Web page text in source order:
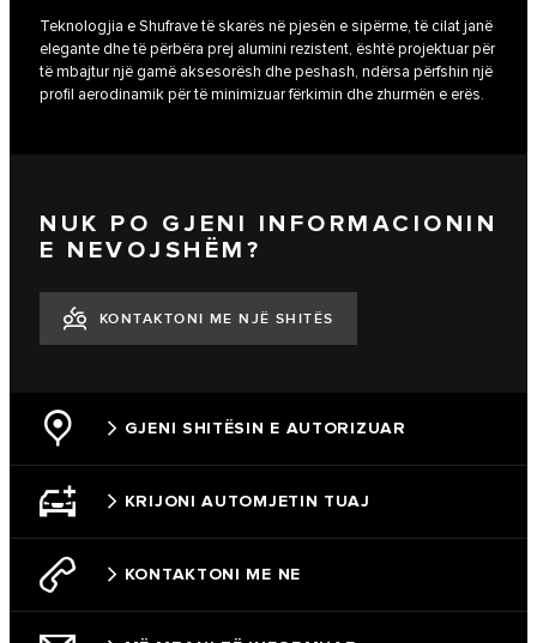
Teknologjia e Shufrave të skarës në pjesën e sipërme, të cilat janë
elegante dhe të përbëra prej alumini rezistent, është projektuar për
të mbajtur një gamë aksesorësh dhe peshash, ndërsa përfshin një
profil aerodinamik për të minimizuar fërkimin dhe zhurmën e erës.
NUK PO GJENI INFORMACIONIN
E NEVOJSHËM?
KONTAKTONI ME NJË SHITËS
GJENI SHITËSIN E AUTORIZUAR
KRIJONI AUTOMJETIN TUAJ
KONTAKTONI ME NE